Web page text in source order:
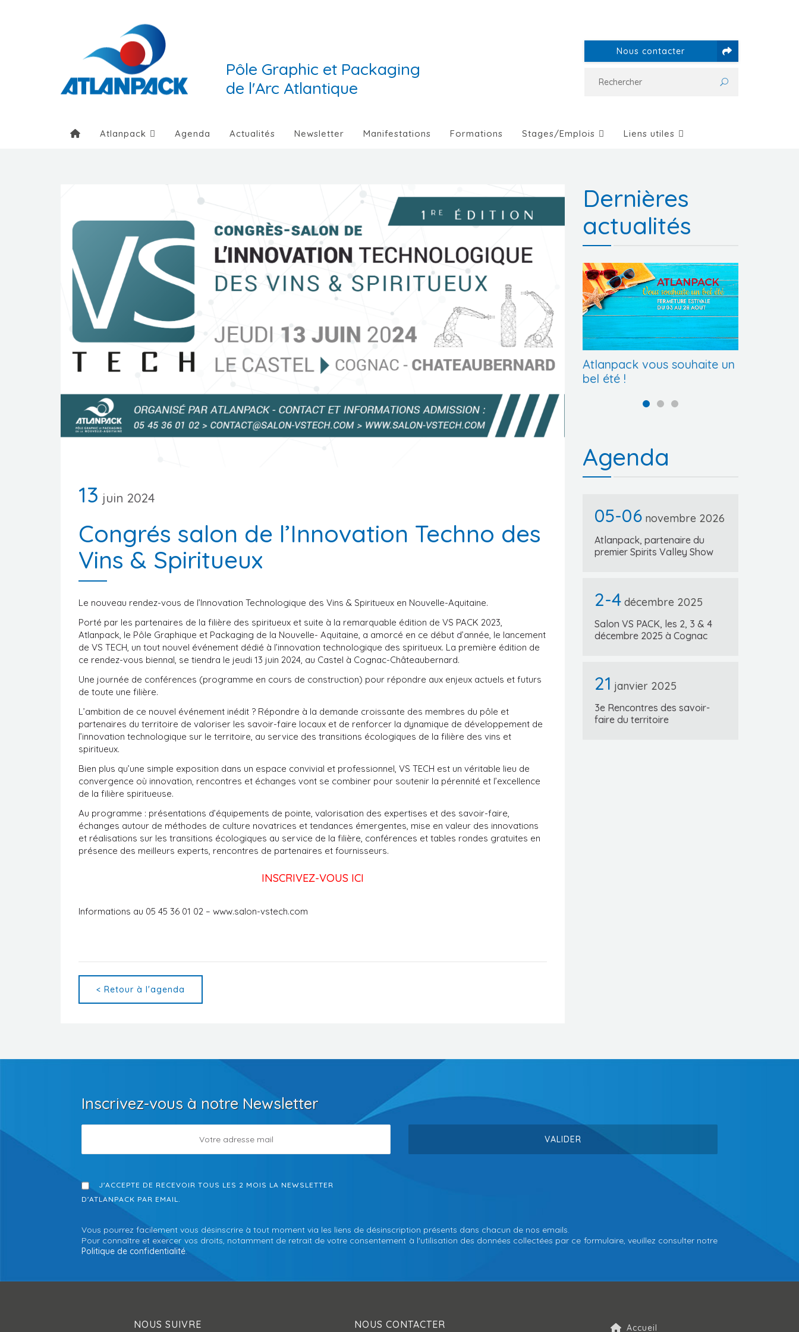
Pôle Graphic et Packaging
de l'Arc Atlantique
Nous contacter
Atlanpack Agenda Actualités Newsletter Manifestations Formations Stages/Emplois Liens utiles
13 juin 2024
Congrés salon de l’Innovation Techno des
Vins & Spiritueux
Le nouveau rendez-vous de l’Innovation Technologique des Vins & Spiritueux en Nouvelle-Aquitaine.
Porté par les partenaires de la filière des spiritueux et suite à la remarquable édition de VS PACK 2023,
Atlanpack, le Pôle Graphique et Packaging de la Nouvelle- Aquitaine, a amorcé en ce début d’année, le lancement
de VS TECH, un tout nouvel événement dédié à l’innovation technologique des spiritueux. La première édition de
ce rendez-vous biennal, se tiendra le jeudi 13 juin 2024, au Castel à Cognac-Châteaubernard.
Une journée de conférences (programme en cours de construction) pour répondre aux enjeux actuels et futurs
de toute une filière.
L’ambition de ce nouvel événement inédit ? Répondre à la demande croissante des membres du pôle et
partenaires du territoire de valoriser les savoir-faire locaux et de renforcer la dynamique de développement de
l’innovation technologique sur le territoire, au service des transitions écologiques de la filière des vins et
spiritueux.
Bien plus qu’une simple exposition dans un espace convivial et professionnel, VS TECH est un véritable lieu de
convergence où innovation, rencontres et échanges vont se combiner pour soutenir la pérennité et l’excellence
de la filière spiritueuse.
Au programme : présentations d’équipements de pointe, valorisation des expertises et des savoir-faire,
échanges autour de méthodes de culture novatrices et tendances émergentes, mise en valeur des innovations
et réalisations sur les transitions écologiques au service de la filière, conférences et tables rondes gratuites en
présence des meilleurs experts, rencontres de partenaires et fournisseurs.
INSCRIVEZ-VOUS ICI
Informations au 05 45 36 01 02 – www.salon-vstech.com
< Retour à l'agenda
Dernières
actualités
VINIPACK 2026
Atlanpack, partenaire du
premier Spirits Valley Show
Atlanpack vous souhaite un
bel été !
VINIPACK 2026
Agenda
05-06novembre 2026
Atlanpack, partenaire du
premier Spirits Valley Show
2-4décembre 2025
Salon VS PACK, les 2, 3 & 4
décembre 2025 à Cognac
21 janvier 2025
3e Rencontres des savoir-
faire du territoire
Inscrivez-vous à notre Newsletter
J'ACCEPTE DE RECEVOIR TOUS LES 2 MOIS LA NEWSLETTER
D'ATLANPACK PAR EMAIL.
Vous pourrez facilement vous désinscrire à tout moment via les liens de désinscription présents dans chacun de nos emails.
Pour connaître et exercer vos droits, notamment de retrait de votre consentement à l'utilisation des données collectées par ce formulaire, veuillez consulter notre
Politique de confidentialité.
NOUS SUIVRE NOUS CONTACTER Accueil